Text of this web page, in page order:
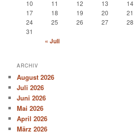
10
11 12 13 14
17
18 19 20 21
24
25 26 27 28
31
« Juli
ARCHIV
August 2026
Juli 2026
Juni 2026
Mai 2026
April 2026
März 2026